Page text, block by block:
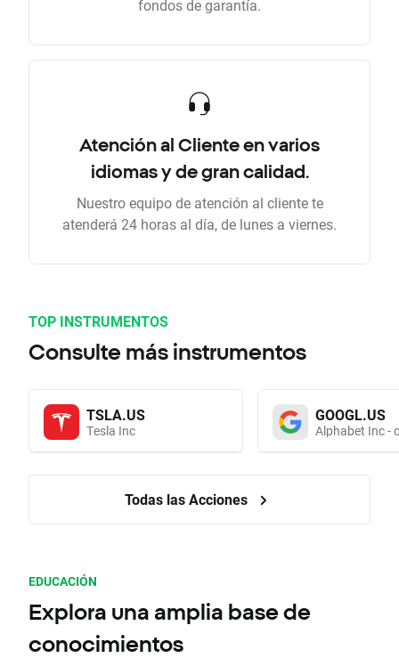
fondos de garantía.
Atención al Cliente en varios
idiomas y de gran calidad.
Nuestro equipo de atención al cliente te
atenderá 24 horas al día, de lunes a viernes.
TOP INSTRUMENTOS
Consulte más instrumentos
TSLA.US
Tesla Inc
GOOGL.US
Alphabet Inc -
Todas las Acciones
EDUCACIÓN
Explora una amplia base de
conocimientos